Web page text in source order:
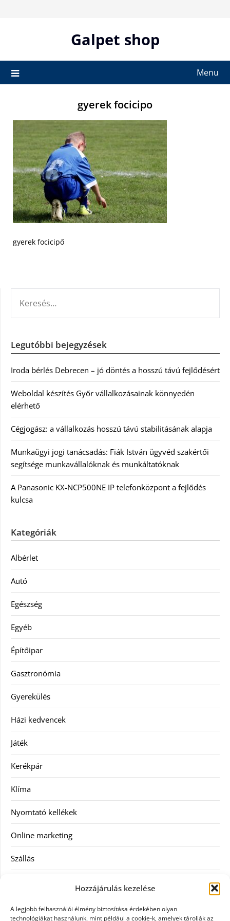
Hozzájárulás kezelése
A legjobb felhasználói élmény biztosítása érdekében olyan
technológiákat használunk, mint például a cookie-k, amelyek tárolják az
Galpet shop
Menu
gyerek focicipo
gyerek focicipő
Legutóbbi bejegyzések
Iroda bérlés Debrecen – jó döntés a hosszú távú fejlődésért
Weboldal készítés Győr vállalkozásainak könnyedén
elérhető
Cégjogász: a vállalkozás hosszú távú stabilitásának alapja
Munkaügyi jogi tanácsadás: Fiák István ügyvéd szakértői
segítsége munkavállalóknak és munkáltatóknak
A Panasonic KX-NCP500NE IP telefonközpont a fejlődés
kulcsa
Kategóriák
Albérlet
Autó
Egészség
Egyéb
Építőipar
Gasztronómia
Gyerekülés
Házi kedvencek
Játék
Kerékpár
Klíma
Nyomtató kellékek
Online marketing
Szállás
Szellőztető